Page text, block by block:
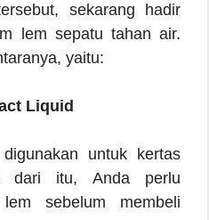
sekarang hadir
lem sepatu tahan air.
yaitu:
Liquid
untuk kertas
dari itu, Anda perlu
sebelum membeli